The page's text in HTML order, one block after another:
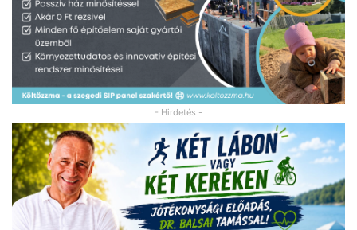
- Hirdetés -